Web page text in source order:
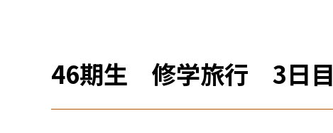
46期生 修学旅行 3日目